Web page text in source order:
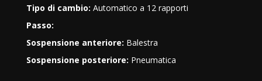
Tipo di cambio: Automatico a 12 rapporti
Passo:
Sospensione anteriore: Balestra
Sospensione posteriore: Pneumatica